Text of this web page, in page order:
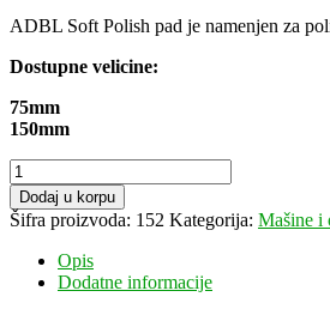
je
700,00 рсд.
je:
ADBL Soft Polish pad je namenjen za
Dostupne velicine:
75mm
150mm
ADBL
Soft
Polish
Pad
količina
Dodaj u korpu
Šifra proizvoda: 152 Kategorija: Mašine i
Opis
Dodatne informacije